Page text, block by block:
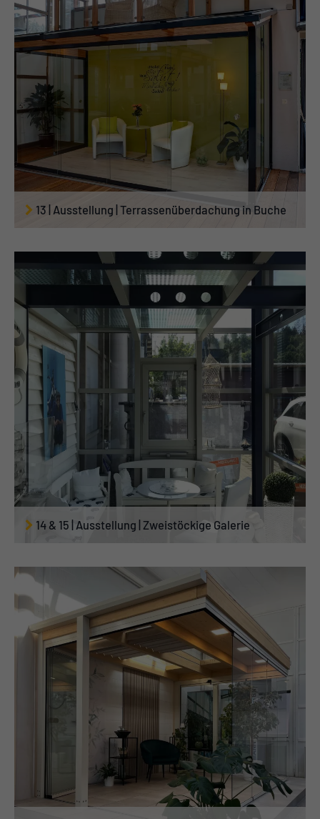
13 | Ausstellung | Terrassenüberdachung in Buche
14 & 15 | Ausstellung | Zweistöckige Galerie